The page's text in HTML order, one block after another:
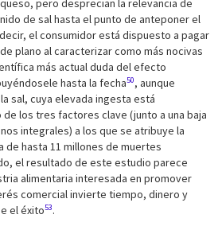
pero desprecian la relevancia de
de sal hasta el punto de anteponer el
decir, el consumidor está dispuesto a pagar
plano al caracterizar como más nocivas
más actual duda del efecto
hasta la fecha50, aunque
sal, cuya elevada ingesta está
los tres factores clave (junto a una baja
integrales) a los que se atribuye la
de hasta 11 millones de muertes
el resultado de este estudio parece
alimentaria interesada en promover
comercial invierte tiempo, dinero y
el éxito53.